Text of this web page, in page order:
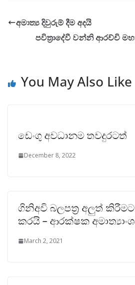
අමාත්‍ය දිවුරුම් දීම අදයි
පවිත්‍රාදේවී වන්නි ආරච්චි
You May Also Like
ඩෙංගු අවධානම තවදුරටත්
December 8, 2022
ගිනිඅවි බලපත්‍ර අලුත්
කරයි – ආරක්ෂක
March 2, 2021